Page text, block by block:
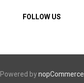
FOLLOW US
Powered bynopCommerce